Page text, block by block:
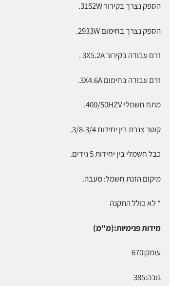
הספק נצרך בקירור 3152W.
הספק נצרך בחימום 2933W.
זרם עבודה בקירור 3X5.2A .
זרם עבודה בחימום 3X4.6A.
מתח חשמלי 400/50HZV.
קוטר צנרת בין יחידות 3/8-3/4.
כבל חשמלי בין יחידות 5 גידים.
מיקום הזנת חשמל: מעבה.
* לא כולל התקנה
מידות פנימיות:(מ"מ)
עומק:670
גובה:385